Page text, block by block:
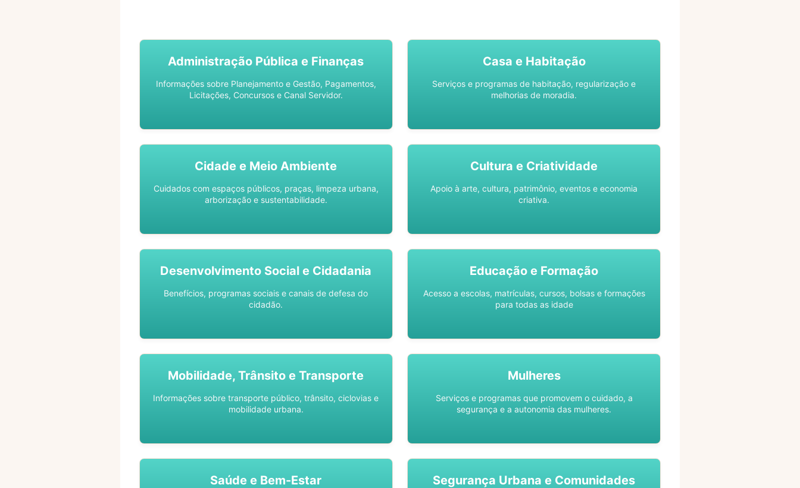
Administração Pública e Finanças
Informações sobre Planejamento e Gestão, Pagamentos,
Licitações, Concursos e Canal Servidor.
Casa e Habitação
Serviços e programas de habitação, regularização e
melhorias de moradia.
Cidade e Meio Ambiente
Cuidados com espaços públicos, praças, limpeza urbana,
arborização e sustentabilidade.
Cultura e Criatividade
Apoio à arte, cultura, patrimônio, eventos e economia
criativa.
Desenvolvimento Social e Cidadania
Benefícios, programas sociais e canais de defesa do
cidadão.
Educação e Formação
Acesso a escolas, matrículas, cursos, bolsas e formações
para todas as idade
Mobilidade, Trânsito e Transporte
Informações sobre transporte público, trânsito, ciclovias e
mobilidade urbana.
Mulheres
Serviços e programas que promovem o cuidado, a
segurança e a autonomia das mulheres.
Saúde e Bem-Estar Segurança Urbana e Comunidades